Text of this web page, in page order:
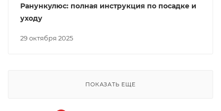
29 октября 2025
Ранункулюс: полная инструкция по посадке и
уходу
ПОКАЗАТЬ ЕЩЕ